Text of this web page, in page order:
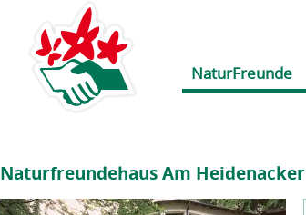
NaturFreunde
Naturfreundehaus Am Heidenacker